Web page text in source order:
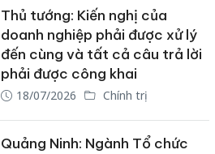
Thủ tướng: Kiến nghị của
doanh nghiệp phải được xử lý
đến cùng và tất cả câu trả lời
phải được công khai
18/07/2026 Chính trị
Quảng Ninh: Ngành Tổ chức